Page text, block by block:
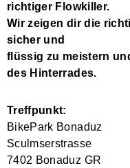
richtiger Flowkiller.
Wir zeigen dir die
sicher und
flüssig zu meistern
des Hinterrades.
Treffpunkt:
BikePark Bonaduz
Sculmserstrasse
7402 Bonaduz GR